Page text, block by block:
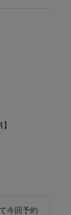
今回予約